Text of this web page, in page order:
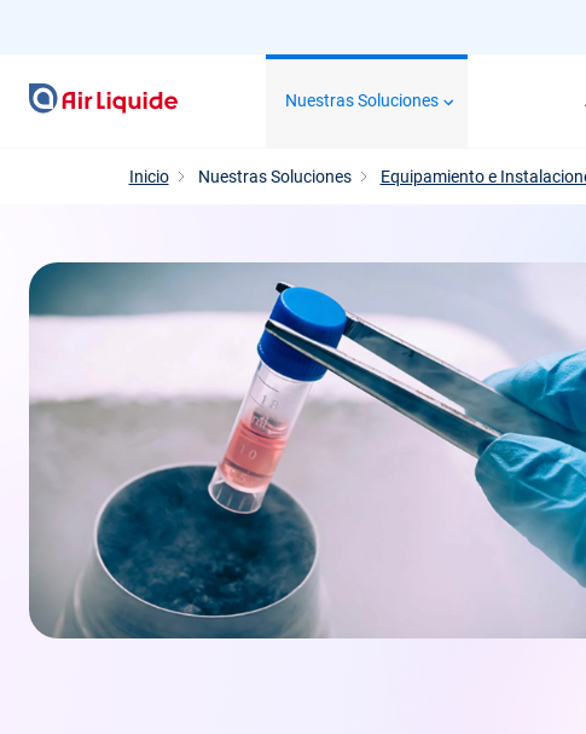
contenido
principal
Nuestras Soluciones
Inicio Nuestras Soluciones Equipamiento e